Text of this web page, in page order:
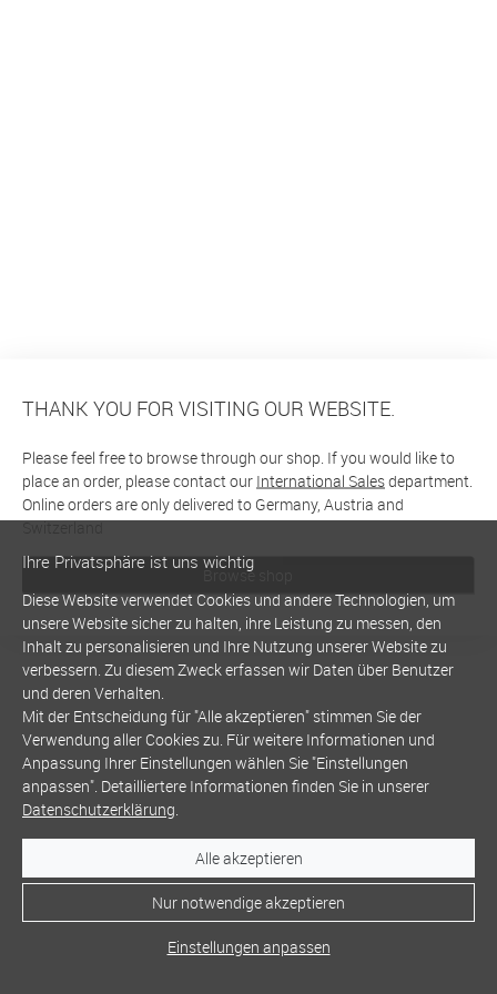
THANK YOU FOR VISITING OUR WEBSITE.
Please feel free to browse through our shop. If you would like to
place an order, please contact our International Salesdepartment.
Online orders are only delivered to Germany, Austria and
Switzerland
Browse shop
Ihre Privatsphäre ist uns wichtig
Diese Website verwendet Cookies und andere Technologien, um
unsere Website sicher zu halten, ihre Leistung zu messen, den
Inhalt zu personalisieren und Ihre Nutzung unserer Website zu
verbessern. Zu diesem Zweck erfassen wir Daten über Benutzer
und deren Verhalten.
Mit der Entscheidung für "Alle akzeptieren" stimmen Sie der
Verwendung aller Cookies zu. Für weitere Informationen und
Anpassung Ihrer Einstellungen wählen Sie "Einstellungen
anpassen". Detailliertere Informationen finden Sie in unserer
Datenschutzerklärung.
Alle akzeptieren
Nur notwendige akzeptieren
Einstellungen anpassen